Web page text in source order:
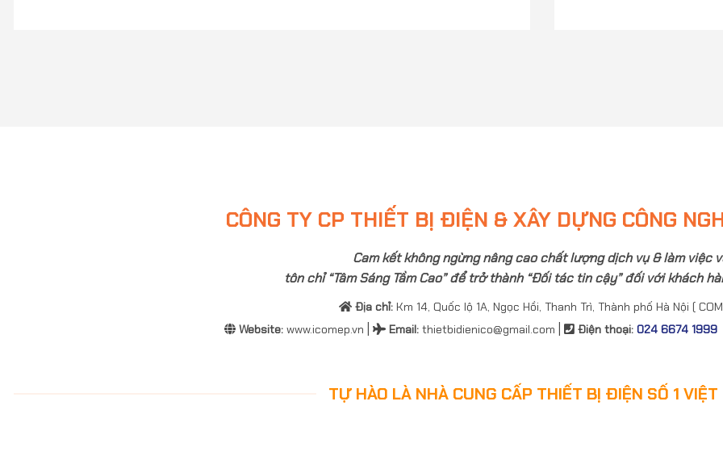
CÔNG TY CP THIẾT BỊ ĐIỆN & XÂY DỰNG CÔNG
Cam kết không ngừng nâng cao chất lượng dịch vụ & làm việc
tôn chỉ “Tâm Sáng Tầm Cao” để trở thành “Đối tác tin cậy” đối với khách
Địa chỉ:Km 14, Quốc lộ 1A, Ngọc Hồi, Thanh Trì, Thành phố Hà Nội (
Website:www.icomep.vn Email:thietbidienico@gmail.com Điện thoại: 024 6674 1999
TỰ HÀO LÀ NHÀ CUNG CẤP THIẾT BỊ ĐIỆN SỐ 1 VIỆT